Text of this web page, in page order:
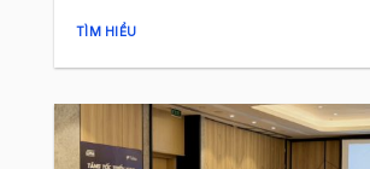
TÌM HIỂU